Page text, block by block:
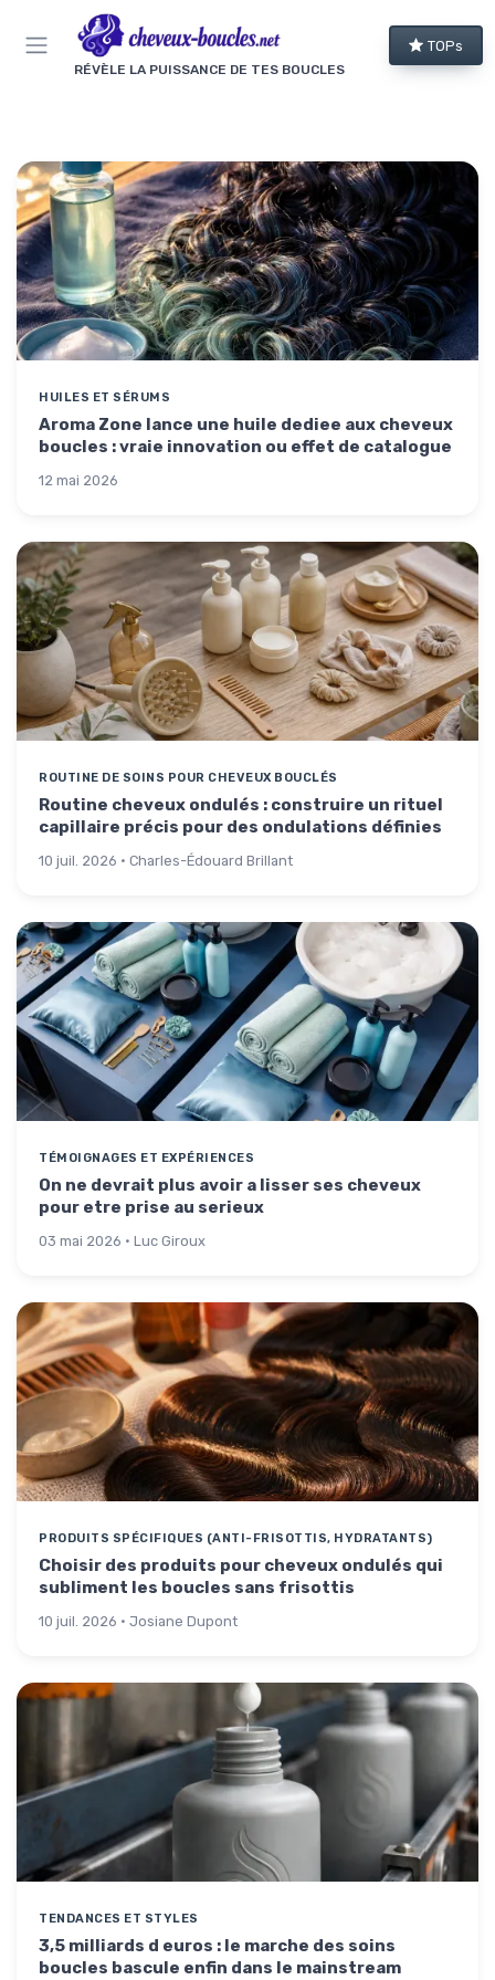
RÉVÈLE LA PUISSANCE DE TES BOUCLES
TOPs
HUILES ET SÉRUMS
Aroma Zone lance une huile dediee aux cheveux
boucles : vraie innovation ou effet de catalogue
12 mai 2026
ROUTINE DE SOINS POUR CHEVEUX BOUCLÉS
Routine cheveux ondulés : construire un rituel
capillaire précis pour des ondulations définies
10 juil. 2026 · Charles-Édouard Brillant
TÉMOIGNAGES ET EXPÉRIENCES
On ne devrait plus avoir a lisser ses cheveux
pour etre prise au serieux
03 mai 2026 · Luc Giroux
PRODUITS SPÉCIFIQUES (ANTI-FRISOTTIS, HYDRATANTS)
Choisir des produits pour cheveux ondulés qui
subliment les boucles sans frisottis
10 juil. 2026 · Josiane Dupont
TENDANCES ET STYLES
3,5 milliards d euros : le marche des soins
boucles bascule enfin dans le mainstream
Panneau de gestion des cookies